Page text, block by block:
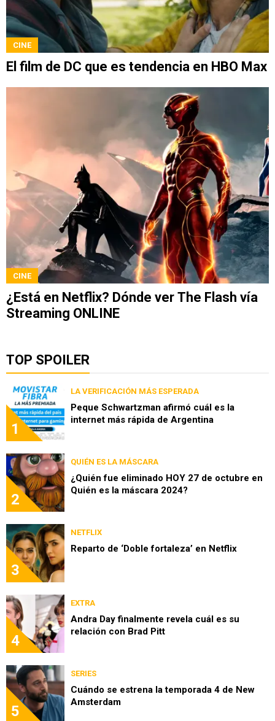
CINE
El film de DC que es tendencia en HBO Max
CINE
¿Está en Netflix? Dónde ver The Flash vía
Streaming ONLINE
TOP SPOILER
1
LA VERIFICACIÓN MÁS ESPERADA
Peque Schwartzman afirmó cuál es la
internet más rápida de Argentina
2
QUIÉN ES LA MÁSCARA
¿Quién fue eliminado HOY 27 de octubre en
Quién es la máscara 2024?
3
NETFLIX
Reparto de ‘Doble fortaleza’ en Netflix
4
EXTRA
Andra Day finalmente revela cuál es su
relación con Brad Pitt
5
SERIES
Cuándo se estrena la temporada 4 de New
Amsterdam